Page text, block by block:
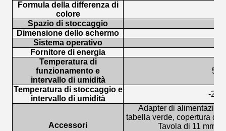
Formula della differenza di
colore
Spazio di stoccaggio
Dimensione dello schermo
Sistema operativo
Fornitore di energia
Temperatura di
funzionamento e
intervallo di umidità
5 ~
Temperatura di stoccaggio e
intervallo di umidità
-20
Accessori
Adapter di
tabella verde, copertura di
Tavola di 11 mm